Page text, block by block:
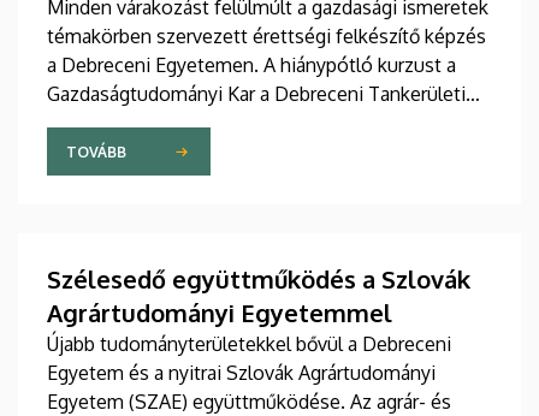
Minden várakozást felülmúlt a gazdasági ismeretek
témakörben szervezett érettségi felkészítő képzés
a Debreceni Egyetemen. A hiánypótló kurzust a
Gazdaságtudományi Kar a Debreceni Tankerületi
Központtal közösen, illetve a DE Balásházy János
Gyakorló Technikuma, Gimnáziuma és
Kollégiumával, valamint a Medgyessy Ferenc
kurzust 19 diák teljesítette, kimagasló eredménnyel.
A jelentkezést már meghirdették a következő
tanévre.
TOVÁBB
Szélesedő együttműködés a Szlovák
Agrártudományi Egyetemmel
Újabb tudományterületekkel bővül a Debreceni
Egyetem és a nyitrai Szlovák Agrártudományi
Egyetem (SZAE) együttműködése. Az agrár- és